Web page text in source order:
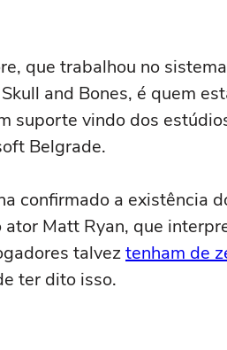
que trabalhou no
and Bones, é quem
suporte vindo dos
Belgrade.
confirmado a existência
ator Matt Ryan, que
talveztenham de
ter dito isso.